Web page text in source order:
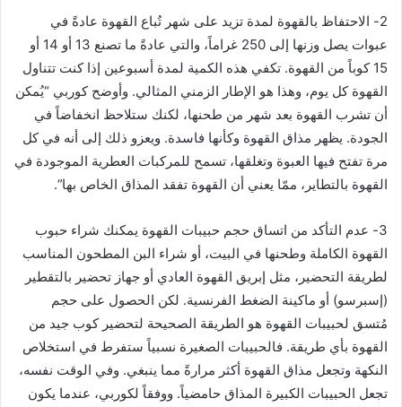
2- الاحتفاظ بالقهوة لمدة تزيد على شهر تُباع القهوة عادةً في
عبوات يصل وزنها إلى 250 غراماً، والتي عادةً ما تصنع 13 أو 14 أو
15 كوباً من القهوة. تكفي هذه الكمية لمدة أسبوعين إذا كنت تتناول
القهوة كل يوم، وهذا هو الإطار الزمني المثالي. وأوضح كوربي “يُمكن
أن تشرب القهوة بعد شهر من طحنها، لكنك ستلاحظ انخفاضاً في
الجودة. يظهر مذاق القهوة وكأنها فاسدة. ويعزو ذلك إلى أنه في كل
مرة تفتح فيها العبوة وتغلقها، تسمح للمركبات العطرية الموجودة في
القهوة بالتطاير، ممّا يعني أن القهوة تفقد المذاق الخاص بها”.
3- عدم التأكد من اتساق حجم حبيبات القهوة يمكنك شراء حبوب
القهوة الكاملة وطحنها في البيت، أو شراء البن المطحون المناسب
لطريقة التحضير، مثل إبريق القهوة العادي أو جهاز تحضير بالتقطير
(إسبرسو) أو ماكينة الضغط الفرنسية. لكن الحصول على حجم
مُتسق لحبيبات القهوة هو الطريقة الصحيحة لتحضير كوب جيد من
القهوة بأي طريقة. فالحبيبات الصغيرة نسبياً ستفرط في استخلاص
النكهة وتجعل مذاق القهوة أكثر مرارةً مما ينبغي. وفي الوقت نفسه،
تجعل الحبيبات الكبيرة المذاق حامضياً. ووفقاً لكوربي، عندما يكون